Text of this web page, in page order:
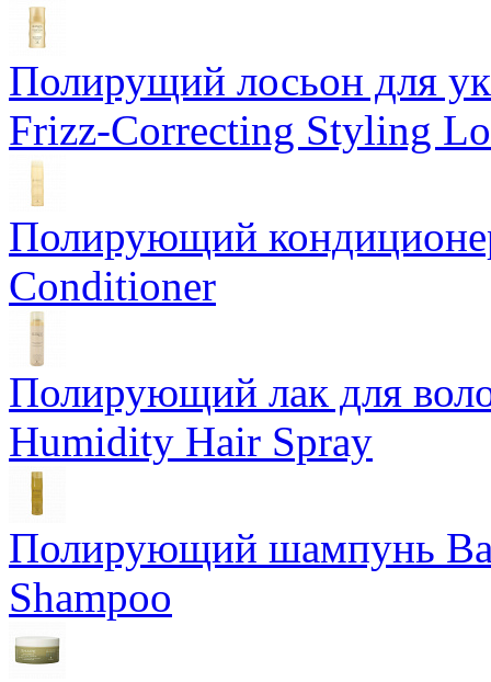
Полирущий лосьон для
Frizz-Correcting Styling
Полирующий
Conditioner
Полирующий лак для
Humidity Hair Spray
Полирующий шампунь
Shampoo